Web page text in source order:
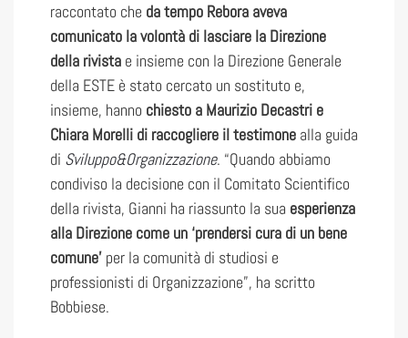
raccontato che da tempo Rebora aveva
comunicato la volontà di lasciare la Direzione
della rivista e insieme con la Direzione Generale
della ESTE è stato cercato un sostituto e,
insieme, hanno chiesto a Maurizio Decastri e
Chiara Morelli di raccogliere il testimone alla guida
di Sviluppo&Organizzazione. “Quando abbiamo
condiviso la decisione con il Comitato Scientifico
della rivista, Gianni ha riassunto la sua esperienza
alla Direzione come un ‘prendersi cura di un bene
comune’ per la comunità di studiosi e
professionisti di Organizzazione”, ha scritto
Bobbiese.